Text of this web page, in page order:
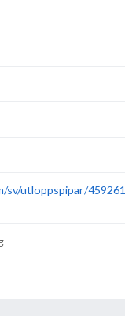
sv/utloppspipar/